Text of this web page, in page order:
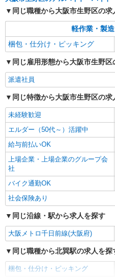
同じ職種から大阪市生野区の求
軽作業・製
梱包・仕分け・ピッキング
同じ雇用形態から大阪市生野区
派遣社員
同じ特徴から大阪市生野区の求
未経験歓迎
エルダー（50代～）活躍中
給与前払いOK
上場企業・上場企業のグループ会
社
バイク通勤OK
社会保険あり
同じ沿線・駅から求人を探す
大阪メトロ千日前線(大阪府)
同じ職種から北巽駅の求人を探
梱包・仕分け・ピッキング